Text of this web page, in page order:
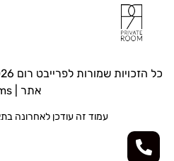
כל הזכויות שמורות לפרייבט רום 2026 © |
אתר |
עמוד זה עודכן לאחרונה בתאריך:19/